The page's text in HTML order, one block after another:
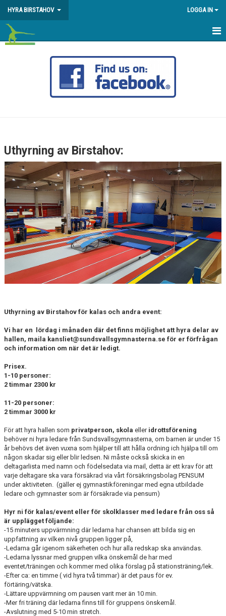
HYRA BIRSTAHOV LOGGA IN
Uthyrning av Birstahov:
Uthyrning av Birstahov för kalas och andra event:
Vi har en lördag i månaden där det finns möjlighet att hyra delar av
hallen, maila kansliet@sundsvallsgymnasterna.se för er förfrågan
och information om när det är ledigt.
Prisex.
1-10 personer:
2 timmar 2300 kr
11-20 personer:
2 timmar 3000 kr
För att hyra hallen som privatperson, skola elleridrottsförening
behöver ni hyra ledare från Sundsvallsgymnasterna, om barnen är under 15
år behövs det även vuxna som hjälper till att hålla ordning ich hjälpa till om
någon skadar sig eller blir ledsen. Ni måste också skicka in en
deltagarlista med namn och födelsedata via mail, detta är ett krav för att
varje deltagare ska vara försäkrad via vårt försäkringsbolag PENSUM
under aktiviteten. (gäller ej gymnastikföreningar med egna utbildade
ledare och gymnaster som är försäkrade via pensum)
Hyr ni för kalas/event eller för skolklasser med ledare från oss så
är upplägget följande:
-15 minuters uppvärmning där ledarna har chansen att bilda sig en
uppfattning av vilken nivå gruppen ligger på,
-Ledarna går igenom säkerheten och hur alla redskap ska användas.
-Ledarna lyssnar med gruppen vilka önskemål de har med
eventet/träningen och kommer med olika förslag på stationsträning/lek.
-Efter ca: en timme ( vid hyra två timmar) är det paus för ev.
förtäring/vätska.
-Lättare uppvärmning om pausen varit mer än 10 min.
-Mer fri träning där ledarna finns till för gruppens önskemål.
-Avslutning med 5-10 min stretch.